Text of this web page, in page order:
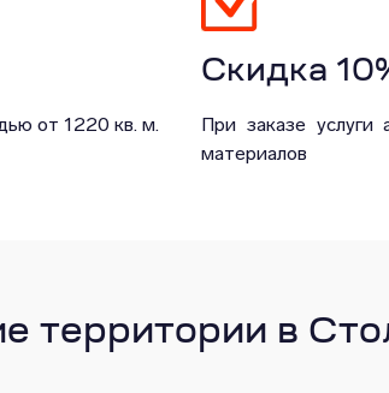
от 1220 кв. м.
Скидка
При заказе услуги
материалов
территории в